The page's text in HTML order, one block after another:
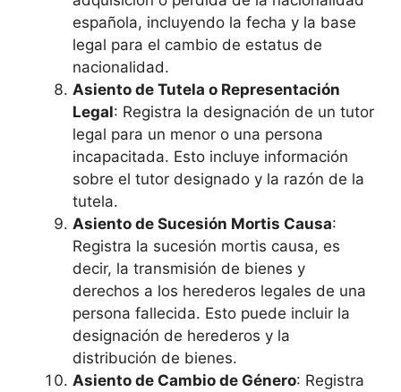
española, incluyendo la fecha y la base
legal para el cambio de estatus de
nacionalidad.
Asiento de Tutela o Representación
Legal: Registra la designación de un tutor
legal para un menor o una persona
incapacitada. Esto incluye información
sobre el tutor designado y la razón de la
tutela.
Asiento de Sucesión Mortis Causa:
Registra la sucesión mortis causa, es
decir, la transmisión de bienes y
derechos a los herederos legales de una
persona fallecida. Esto puede incluir la
designación de herederos y la
distribución de bienes.
Asiento de Cambio de Género: Registra